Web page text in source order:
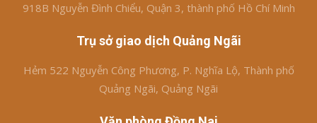
918B Nguyễn Đình Chiểu, Quận 3, thành phố Hồ Chí Minh
Trụ sở giao dịch Quảng Ngãi
Hẻm 522 Nguyễn Công Phương, P. Nghĩa Lộ, Thành phố
Quảng Ngãi, Quảng Ngãi